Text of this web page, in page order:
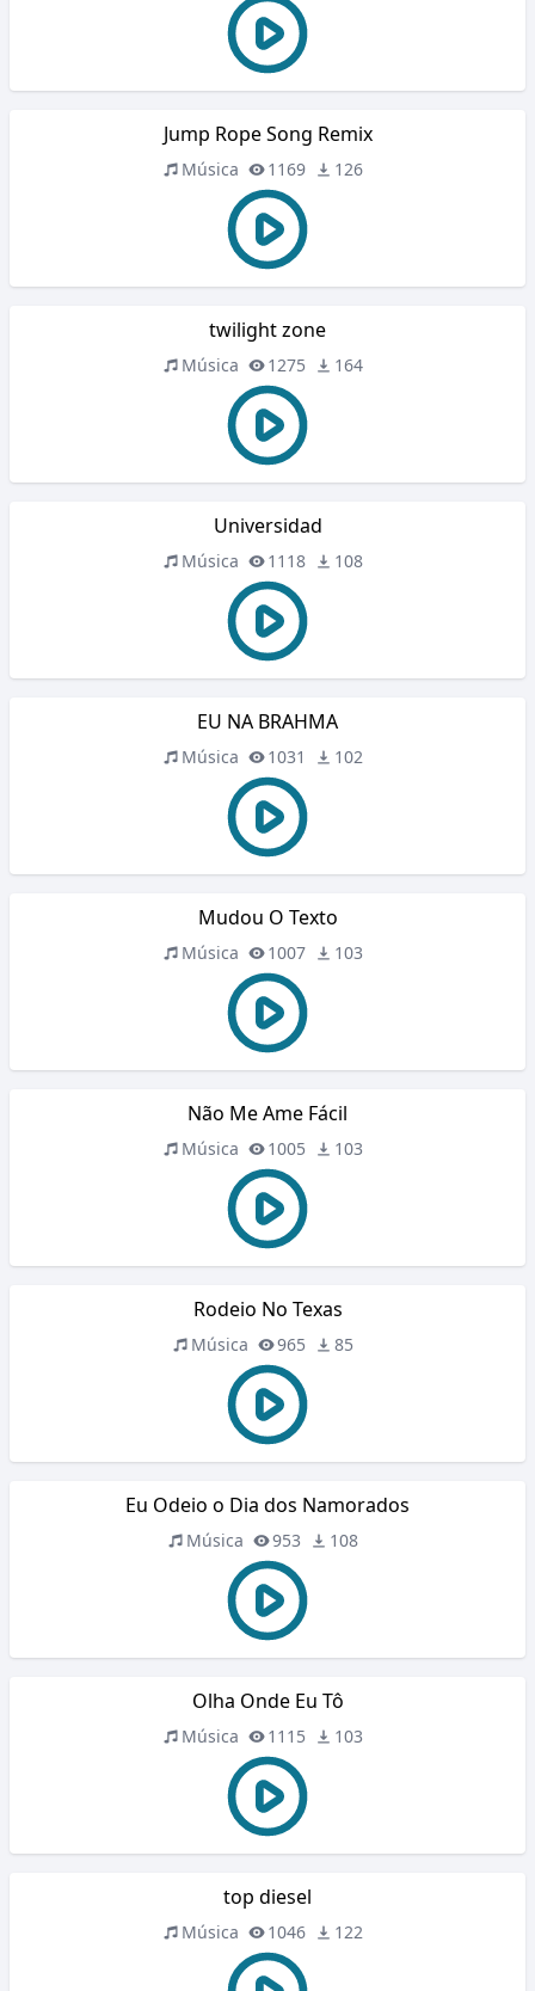
Jump Rope Song Remix
Música 1169 126
twilight zone
Música 1275 164
Universidad
Música 1118 108
EU NA BRAHMA
Música 1031 102
Mudou O Texto
Música 1007 103
Não Me Ame Fácil
Música 1005 103
Rodeio No Texas
Música 965 85
Eu Odeio o Dia dos Namorados
Música 953 108
Olha Onde Eu Tô
Música 1115 103
top diesel
Música 1046 122